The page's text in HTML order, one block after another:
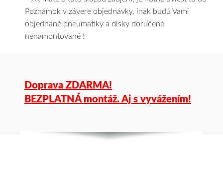
Poznámok v závere objednávky, inak budú Vami
objednané pneumatiky a disky doručené
nenamontované !
Doprava ZDARMA!
BEZPLATNÁ montáž. Aj s vyvážením!